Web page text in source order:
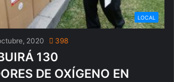
LOCAL
2020 398
130
DE OXÍGENO EN